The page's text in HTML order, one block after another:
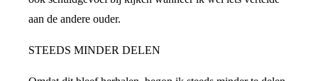
aan de andere ouder.
STEEDS MINDER DELEN